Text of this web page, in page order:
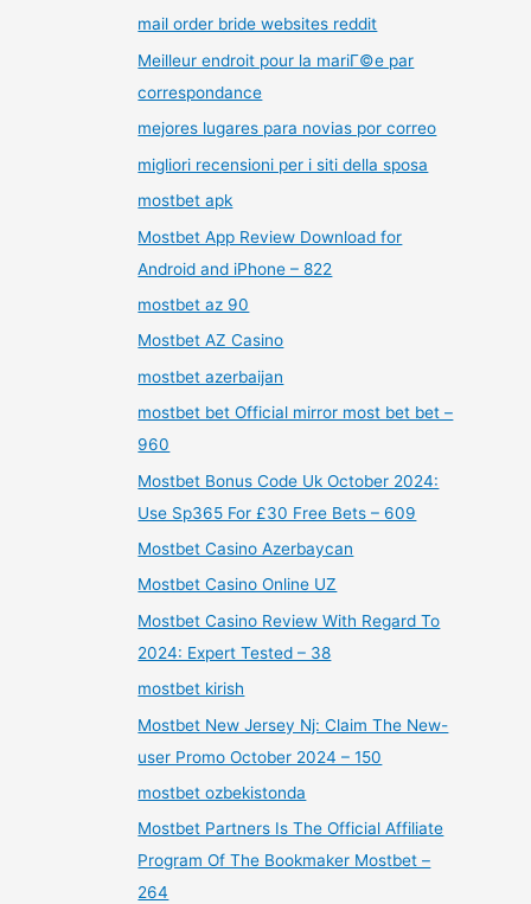
mail order bride websites reddit
Meilleur endroit pour la mariГ©e par
correspondance
mejores lugares para novias por correo
migliori recensioni per i siti della sposa
mostbet apk
Mostbet App Review Download for
Android and iPhone – 822
mostbet az 90
Mostbet AZ Casino
mostbet azerbaijan
mostbet bet Official mirror most bet bet –
960
Mostbet Bonus Code Uk October 2024:
Use Sp365 For £30 Free Bets – 609
Mostbet Casino Azerbaycan
Mostbet Casino Online UZ
Mostbet Casino Review With Regard To
2024: Expert Tested – 38
mostbet kirish
Mostbet New Jersey Nj: Claim The New-
user Promo October 2024 – 150
mostbet ozbekistonda
Mostbet Partners Is The Official Affiliate
Program Of The Bookmaker Mostbet –
264